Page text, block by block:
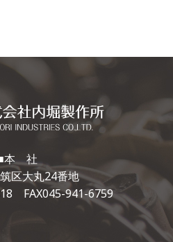
本 社
区大丸24番地
FAX045-941-6759